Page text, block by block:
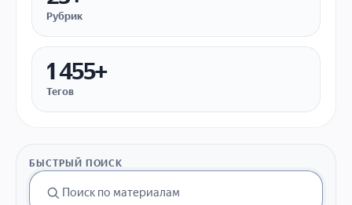
Рубрик
1 455+
Тегов
БЫСТРЫЙ ПОИСК